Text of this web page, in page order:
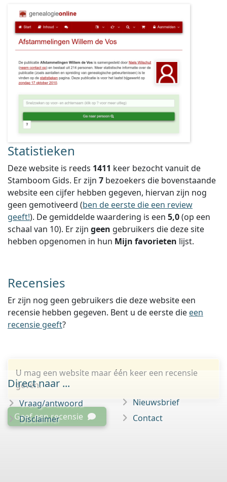
Statistieken
Deze website is reeds 1411 keer bezocht vanuit de
Stamboom Gids. Er zijn 7 bezoekers die bovenstaande
website een cijfer hebben gegeven, hiervan zijn nog
geen gemotiveerd (ben de eerste die een review
geeft!). De gemiddelde waardering is een 5,0(op een
schaal van 10). Er zijn geen gebruikers die deze site
hebben opgenomen in hun Mijn favorieten lijst.
Recensies
Er zijn nog geen gebruikers die deze website een
recensie hebben gegeven. Bent u de eerste die een
recensie geeft?
U mag een website maar één keer een recensie
geven.
Geef een recensie
Direct naar ...
Vraag/antwoord
Disclaimer
Nieuwsbrief
Contact